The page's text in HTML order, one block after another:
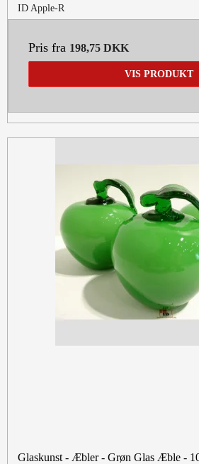
ID Apple-R
Pris fra 198,75 DKK
VIS PRODUKT
Glaskunst - Æbler - Grøn Glas Æble -